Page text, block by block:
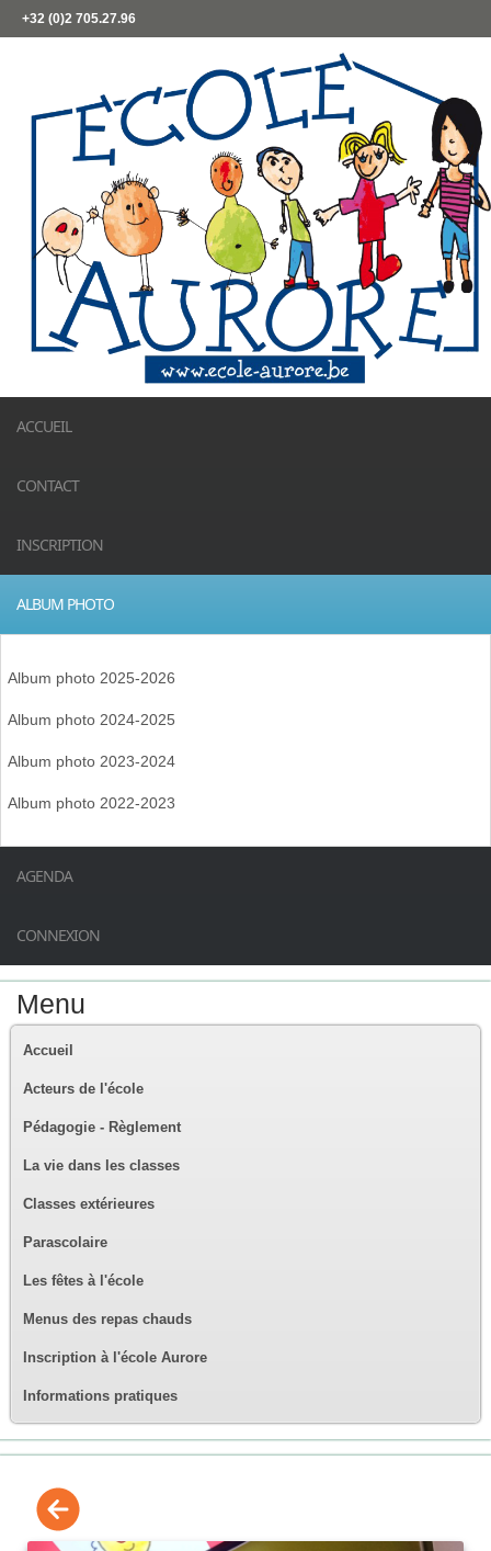
+32 (0)2 705.27.96
ACCUEIL
CONTACT
INSCRIPTION
ALBUM PHOTO
Album photo 2025-2026
Album photo 2024-2025
Album photo 2023-2024
Album photo 2022-2023
AGENDA
CONNEXION
Menu
Accueil
Acteurs de l'école
Pédagogie - Règlement
La vie dans les classes
Classes extérieures
Parascolaire
Les fêtes à l'école
Menus des repas chauds
Inscription à l'école Aurore
Informations pratiques